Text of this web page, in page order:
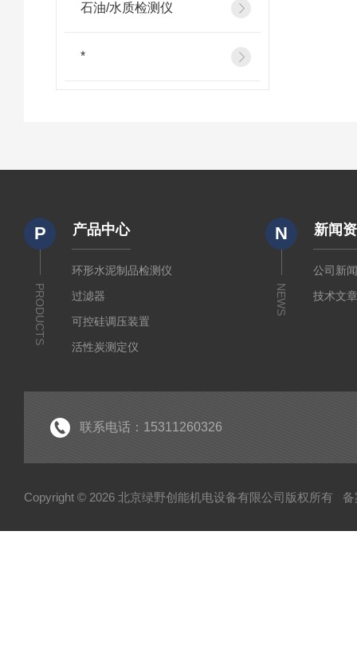
石油/水质检测仪
*
P
PRODUCTS
产品中心
环形水泥制品检测仪
过滤器
可控硅调压装置
活性炭测定仪
N
NEWS
新闻
公司新
技术文
联系电话：15311260326
Copyright © 2026 北京绿野创能机电设备有限公司版权所有 备